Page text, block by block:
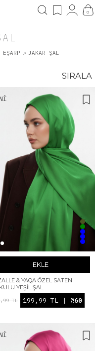
0
> JAKAR ŞAL
SIRALA
EKLE
& YAQA ÖZEL SATEN
YEŞIL ŞAL
TL 199,99 TL | %60